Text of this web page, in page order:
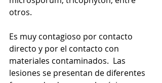
otros.
Es muy contagioso por contacto
directo y por el contacto con
materiales contaminados.  Las
lesiones se presentan de diferentes